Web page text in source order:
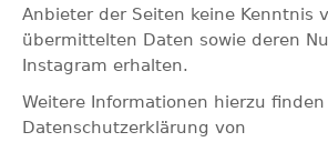
Anbieter der Seiten keine Kenntnis
übermittelten Daten sowie deren
Instagram erhalten.
Weitere Informationen hierzu
Datenschutzerklärung von